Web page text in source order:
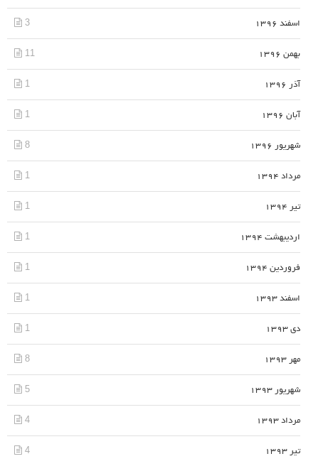
اسفند 1396 3
بهمن 1396 11
آذر 1396 1
آبان 1396 1
شهریور 1396 8
مرداد 1394 1
تیر 1394 1
اردیبهشت 1394 1
فروردین 1394 1
اسفند 1393 1
دی 1393 1
مهر 1393 8
شهریور 1393 5
مرداد 1393 4
تیر 1393 4